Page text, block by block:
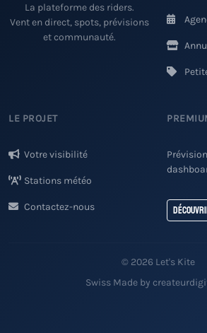
La plateforme des riders.
Vent en direct, spots, prévisions
et communauté.
LE PROJET
Votre visibilité
Stations météo
Contactez-nous
© 2026 Let's Kite
Swiss Made by